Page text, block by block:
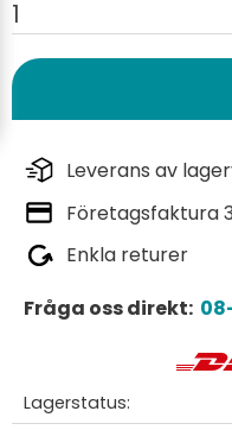
Leverans av
Företagsfaktura
Enkla returer
Fråga oss direkt:
Lagerstatus